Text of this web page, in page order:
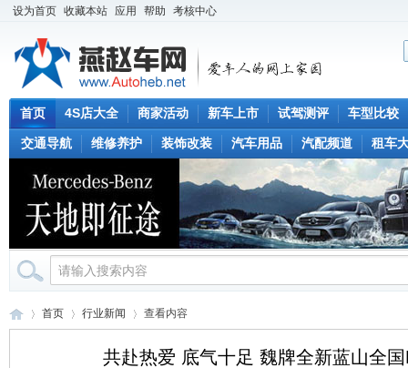
设为首页 收藏本站 应用 帮助 考核中心
首页 4S店大全 商家活动 新车上市 试驾测评 车型比较
交通导航 维修养护 装饰改装 汽车用品 汽配频道 租车
首页 行业新闻 查看内容
共赴热爱 底气十足 魏牌全新蓝山全